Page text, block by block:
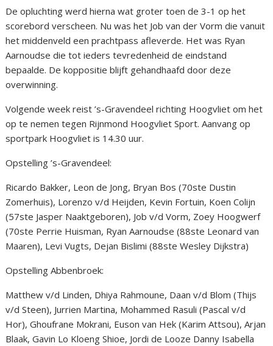
De opluchting werd hierna wat groter toen de 3-1 op het
scorebord verscheen. Nu was het Job van der Vorm die vanuit
het middenveld een prachtpass afleverde. Het was Ryan
Aarnoudse die tot ieders tevredenheid de eindstand
bepaalde. De koppositie blijft gehandhaafd door deze
overwinning.
Volgende week reist ’s-Gravendeel richting Hoogvliet om het
op te nemen tegen Rijnmond Hoogvliet Sport. Aanvang op
sportpark Hoogvliet is 14.30 uur.
Opstelling ’s-Gravendeel:
Ricardo Bakker, Leon de Jong, Bryan Bos (70ste Dustin
Zomerhuis), Lorenzo v/d Heijden, Kevin Fortuin, Koen Colijn
(57ste Jasper Naaktgeboren), Job v/d Vorm, Zoey Hoogwerf
(70ste Perrie Huisman, Ryan Aarnoudse (88ste Leonard van
Maaren), Levi Vugts, Dejan Bislimi (88ste Wesley Dijkstra)
Opstelling Abbenbroek:
Matthew v/d Linden, Dhiya Rahmoune, Daan v/d Blom (Thijs
v/d Steen), Jurrien Martina, Mohammed Rasuli (Pascal v/d
Hor), Ghoufrane Mokrani, Euson van Hek (Karim Attsou), Arjan
Blaak, Gavin Lo Kloeng Shioe, Jordi de Looze Danny Isabella